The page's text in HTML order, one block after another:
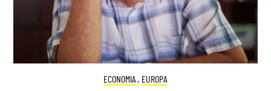
ECONOMIA , EUROPA